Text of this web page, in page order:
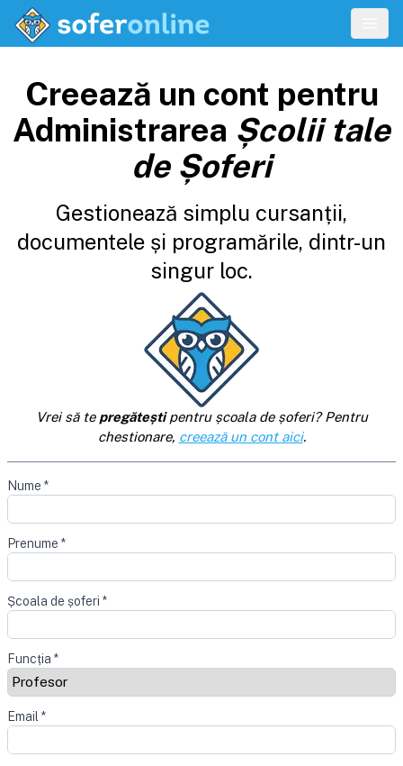
Creează un cont pentru
Administrarea Școlii tale
de Șoferi
Gestionează simplu cursanții,
documentele și programările, dintr-un
singur loc.
Vrei să te pregăteștipentru școala de șoferi? Pentru
chestionare, creează un cont aici.
Nume *
Prenume *
Școala de șoferi *
Funcția *
Email *